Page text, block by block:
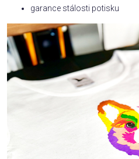
garance stálosti potisku